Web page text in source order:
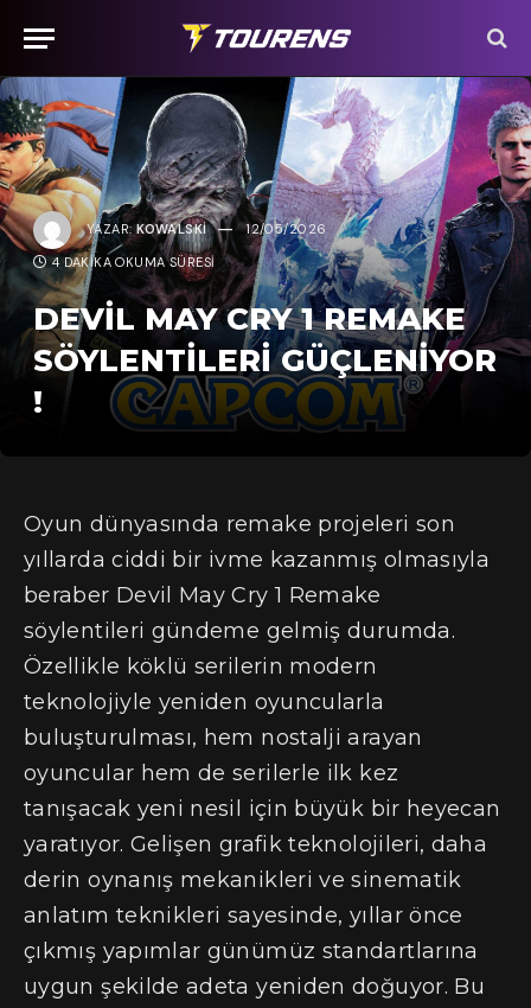
YAZAR: KOWALSKI 12/05/2026
4 DAKIKA OKUMA SÜRESI
DEVIL MAY CRY 1 REMAKE
SÖYLENTILERI GÜÇLENIYOR
!
Oyun dünyasında remake projeleri son
yıllarda ciddi bir ivme kazanmış olmasıyla
beraber Devil May Cry 1 Remake
söylentileri gündeme gelmiş durumda.
Özellikle köklü serilerin modern
teknolojiyle yeniden oyuncularla
buluşturulması, hem nostalji arayan
oyuncular hem de serilerle ilk kez
tanışacak yeni nesil için büyük bir heyecan
yaratıyor. Gelişen grafik teknolojileri, daha
derin oynanış mekanikleri ve sinematik
anlatım teknikleri sayesinde, yıllar önce
çıkmış yapımlar günümüz standartlarına
uygun şekilde adeta yeniden doğuyor. Bu